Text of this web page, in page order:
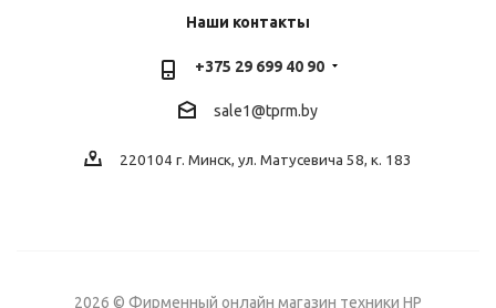
Наши контакты
+375 29 699 40 90
sale1@tprm.by
220104 г. Минск, ул. Матусевича 58, к. 183
2026 © Фирменный онлайн магазин техники HP